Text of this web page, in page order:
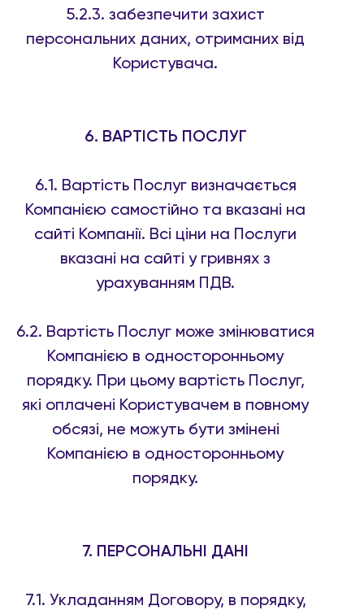
5.2.3. забезпечити захист
персональних даних, отриманих від
Користувача.
6. ВАРТІСТЬ ПОСЛУГ
6.1. Вартість Послуг визначається
Компанією самостійно та вказані на
сайті Компанії. Всі ціни на Послуги
вказані на сайті у гривнях з
урахуванням ПДВ.
6.2. Вартість Послуг може змінюватися
Компанією в односторонньому
порядку. При цьому вартість Послуг,
які оплачені Користувачем в повному
обсязі, не можуть бути змінені
Компанією в односторонньому
порядку.
7. ПЕРСОНАЛЬНІ ДАНІ
7.1. Укладанням Договору, в порядку,